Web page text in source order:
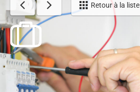
Retour à la liste